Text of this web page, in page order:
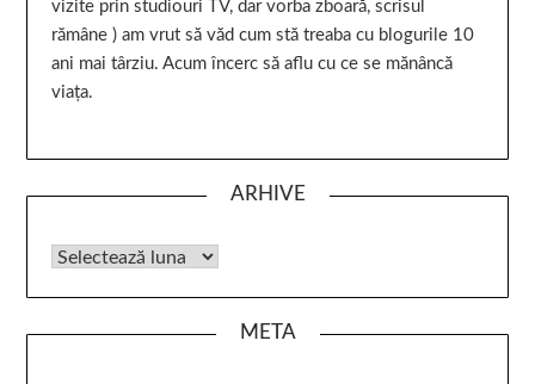
vizite prin studiouri TV, dar vorba zboară, scrisul
rămâne ) am vrut să văd cum stă treaba cu blogurile 10
ani mai târziu. Acum încerc să aflu cu ce se mănâncă
viața.
ARHIVE
META